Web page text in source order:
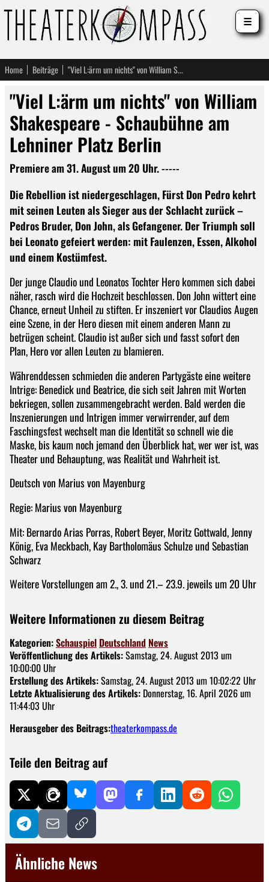
Home Beiträge "Viel L:ärm um nichts" von William Shakespeare - Schaubühne am Lehniner Platz Berlin
"Viel L:ärm um nichts" von William
Shakespeare - Schaubühne am
Lehniner Platz Berlin
Premiere am 31. August um 20 Uhr. -----
Die Rebellion ist niedergeschlagen, Fürst Don Pedro kehrt
mit seinen Leuten als Sieger aus der Schlacht zurück –
Pedros Bruder, Don John, als Gefangener. Der Triumph soll
bei Leonato gefeiert werden: mit Faulenzen, Essen, Alkohol
und einem Kostümfest.
Der junge Claudio und Leonatos Tochter Hero kommen sich dabei
näher, rasch wird die Hochzeit beschlossen. Don John wittert eine
Chance, erneut Unheil zu stiften. Er inszeniert vor Claudios Augen
eine Szene, in der Hero diesen mit einem anderen Mann zu
betrügen scheint. Claudio ist außer sich und fasst sofort den
Plan, Hero vor allen Leuten zu blamieren.
Währenddessen schmieden die anderen Partygäste eine weitere
Intrige: Benedick und Beatrice, die sich seit Jahren mit Worten
bekriegen, sollen zusammengebracht werden. Bald werden die
Inszenierungen und Intrigen immer verwirrender, auf dem
Faschingsfest wechselt man die Identität so schnell wie die
Maske, bis kaum noch jemand den Überblick hat, wer wer ist, was
Theater und Behauptung, was Realität und Wahrheit ist.
Deutsch von Marius von Mayenburg
Regie: Marius von Mayenburg
Mit: Bernardo Arias Porras, Robert Beyer, Moritz Gottwald, Jenny
König, Eva Meckbach, Kay Bartholomäus Schulze und Sebastian
Schwarz
Weitere Vorstellungen am 2., 3. und 21.– 23.9. jeweils um 20 Uhr
Weitere Informationen zu diesem Beitrag
Kategorien:Schauspiel Deutschland News
Veröffentlichung des Artikels:Samstag, 24. August 2013 um
10:00:00 Uhr
Erstellung des Artikels:Samstag, 24. August 2013 um 10:02:22 Uhr
Letzte Aktualisierung des Artikels: Donnerstag, 16. April 2026 um
11:44:03 Uhr
Herausgeber des Beitrags:theaterkompass.de
Teile den Beitrag auf
Ähnliche News
☰